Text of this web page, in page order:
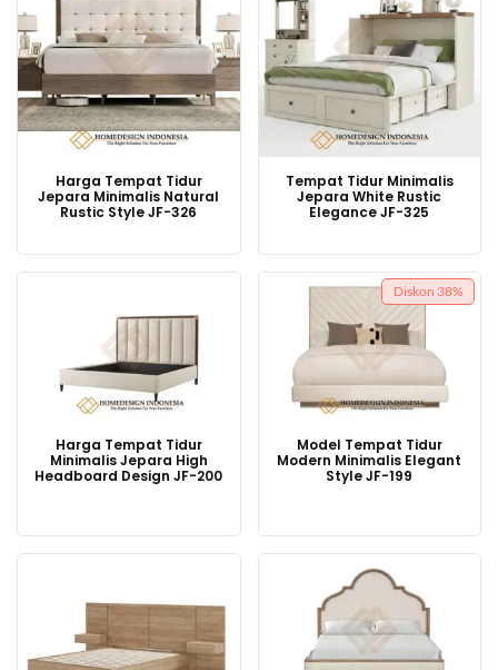
Harga Tempat Tidur
Jepara Minimalis Natural
Rustic Style JF-326
Tempat Tidur Minimalis
Jepara White Rustic
Elegance JF-325
Harga Tempat Tidur
Minimalis Jepara High
Headboard Design JF-200
Diskon 38%
Model Tempat Tidur
Modern Minimalis Elegant
Style JF-199
adalah:
Rp13,000,000.
ini
adalah:
Rp8,000,000.